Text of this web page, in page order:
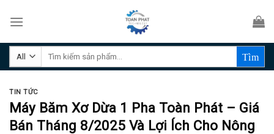
Tìm
TIN TỨC
Máy Băm Xơ Dừa 1 Pha Toàn Phát – Giá
Bán Tháng 8/2025 Và Lợi Ích Cho Nông